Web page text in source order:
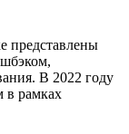
представлены
В 2022 году
в рамках